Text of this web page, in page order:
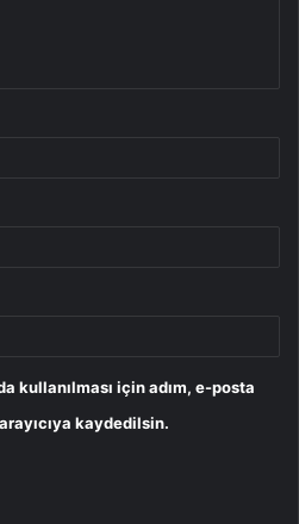
kullanılması için adım, e-posta
kaydedilsin.